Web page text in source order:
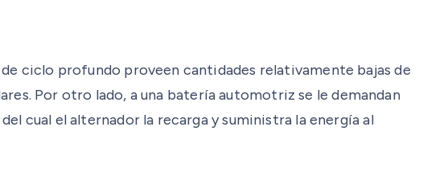
ciclo profundo proveen cantidades relativamente bajas de
Por otro lado, a una batería automotriz se le demandan
cual el alternador la recarga y suministra la energía al